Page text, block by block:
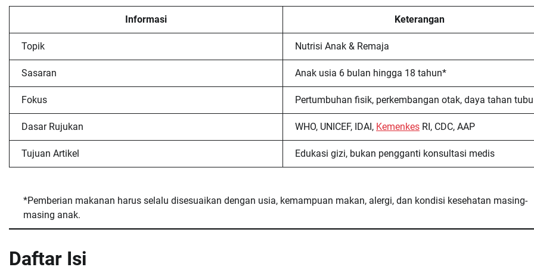
Informasi Keterangan
Topik Nutrisi Anak & Remaja
Sasaran Anak usia 6 bulan hingga 18 tahun*
Fokus Pertumbuhan fisik, perkembangan otak, daya tahan
Dasar Rujukan WHO, UNICEF, IDAI, Kemenkes RI, CDC, AAP
Tujuan Artikel Edukasi gizi, bukan pengganti konsultasi medis
*Pemberian makanan harus selalu disesuaikan dengan usia, kemampuan makan, alergi, dan kondisi kesehatan masing-
masing anak.
Daftar Isi